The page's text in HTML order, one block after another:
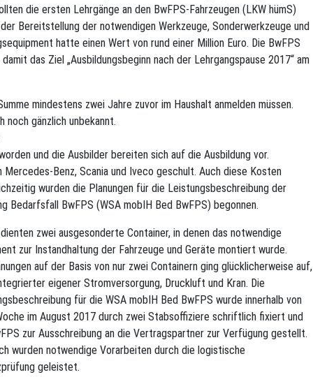
die ersten Lehrgänge an den BwFPS-Fahrzeugen (LKW hümS)
Bereitstellung der notwendigen Werkzeuge, Sonderwerkzeuge und
hatte einen Wert von rund einer Million Euro. Die BwFPS
das Ziel „Ausbildungsbeginn nach der Lehrgangspause 2017“ am
mindestens zwei Jahre zuvor im Haushalt anmelden müssen.
noch gänzlich unbekannt.
und die Ausbilder bereiten sich auf die Ausbildung vor.
Benz, Scania und Iveco geschult. Auch diese Kosten
wurden die Planungen für die Leistungsbeschreibung der
Bedarfsfall BwFPS (WSA mobIH Bed BwFPS) begonnen.
zwei ausgesonderte Container, in denen das notwendige
zur Instandhaltung der Fahrzeuge und Geräte montiert wurde.
auf der Basis von nur zwei Containern ging glücklicherweise auf,
eigener Stromversorgung, Druckluft und Kran. Die
für die WSA mobIH Bed BwFPS wurde innerhalb von
im August 2017 durch zwei Stabsoffiziere schriftlich fixiert und
zur Ausschreibung an die Vertragspartner zur Verfügung gestellt.
wurden notwendige Vorarbeiten durch die logistische
geleistet.